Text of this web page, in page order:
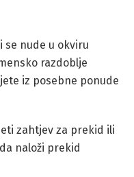
se nude u okviru
razdoblje
iz posebne ponude
zahtjev za prekid ili
naloži prekid